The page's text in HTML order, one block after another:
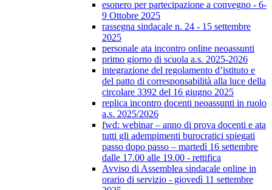
esonero per partecipazione a convegno - 6-
9 Ottobre 2025
rassegna sindacale n. 24 - 15 settembre
2025
personale ata incontro online neoassunti
primo giorno di scuola a.s. 2025-2026
integrazione del regolamento d’istituto e
del patto di corresponsabilità alla luce della
circolare 3392 del 16 giugno 2025
replica incontro docenti neoassunti in ruolo
a.s. 2025/2026
fwd: webinar – anno di prova docenti e ata
tutti gli adempimenti burocratici spiegati
passo dopo passo – martedì 16 settembre
dalle 17.00 alle 19.00 - rettifica
Avviso di Assemblea sindacale online in
orario di servizio - giovedì 11 settembre